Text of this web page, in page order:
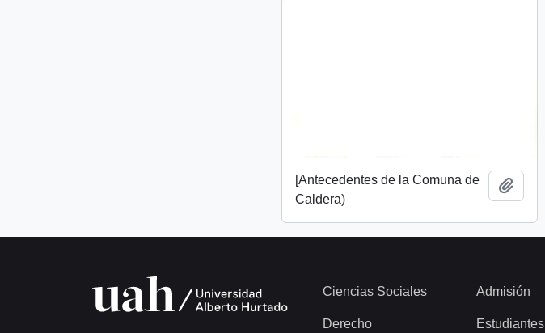
[Antecedentes de la Comuna de
Caldera)
Ciencias Sociales
Derecho
Admisión
Estudiantes